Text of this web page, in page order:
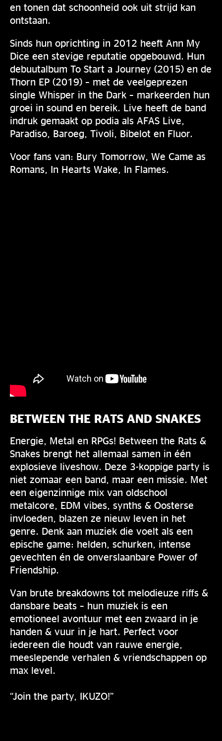
en tonen dat schoonheid ook uit strijd kan
ontstaan.
Sinds hun oprichting in 2012 heeft Ann My
Dice een stevige reputatie opgebouwd. Hun
debuutalbum To Start a Journey (2015) en de
Thorn EP (2019) – met de veelgeprezen
single Whisper in the Dark – markeerden hun
groei in sound en bereik. Live heeft de band
indruk gemaakt op podia als AFAS Live,
Paradiso, Baroeg, Tivoli, Bibelot en Fluor.
Voor fans van: Bury Tomorrow, We Came as
Romans, In Hearts Wake, In Flames.
BETWEEN THE RATS AND SNAKES
Energie, Metal en RPGs! Between the Rats &
Snakes brengt het allemaal samen in één
explosieve liveshow. Deze 3-koppige party is
niet zomaar een band, maar een missie. Met
een eigenzinnige mix van oldschool
metalcore, EDM vibes, synths & Oosterse
invloeden, blazen ze nieuw leven in het
genre. Denk aan muziek die voelt als een
epische game: helden, schurken, intense
gevechten én de onverslaanbare Power of
Friendship.
Van brute breakdowns tot melodieuze riffs &
dansbare beats – hun muziek is een
emotioneel avontuur met een zwaard in je
handen & vuur in je hart. Perfect voor
iedereen die houdt van rauwe energie,
meeslepende verhalen & vriendschappen op
max level.
“Join the party, IKUZO!”